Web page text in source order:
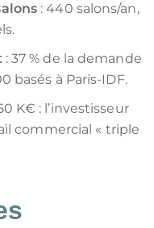
: 440 salons/an,
: 37 % de la demande
basés à Paris-IDF.
K€ : l’investisseur
commercial « triple